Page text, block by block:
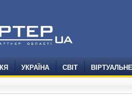
УКРАЇНА СВІТ